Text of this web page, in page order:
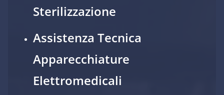
Sterilizzazione
Assistenza Tecnica
Apparecchiature
Elettromedicali